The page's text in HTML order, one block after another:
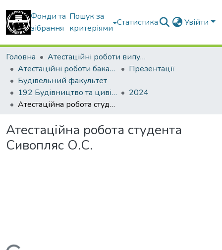
Фонди та
зібрання
Пошук за
критеріями
Статистика Увійти
Головна
Атестаційні роботи випускників
Атестаційні роботи бакалаврів
Презентації
Будівельний факультет
192 Будівництво та цивільна інженерія. Промислове і цивільне будівництво
2024
Атестаційна робота студента Сивопляс О.С.
Атестаційна робота студента
Сивопляс О.С.